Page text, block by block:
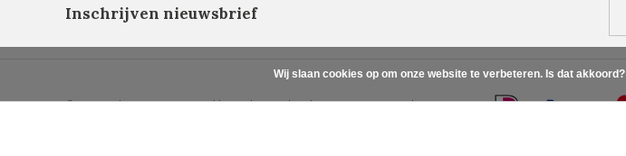
Inschrijven nieuwsbrief
© Copyright 2026 - Powered byLightspeed- Theme ByDMWSxPlus+
Wij slaan cookies op om onze website te verbeteren. Is dat akkoord?